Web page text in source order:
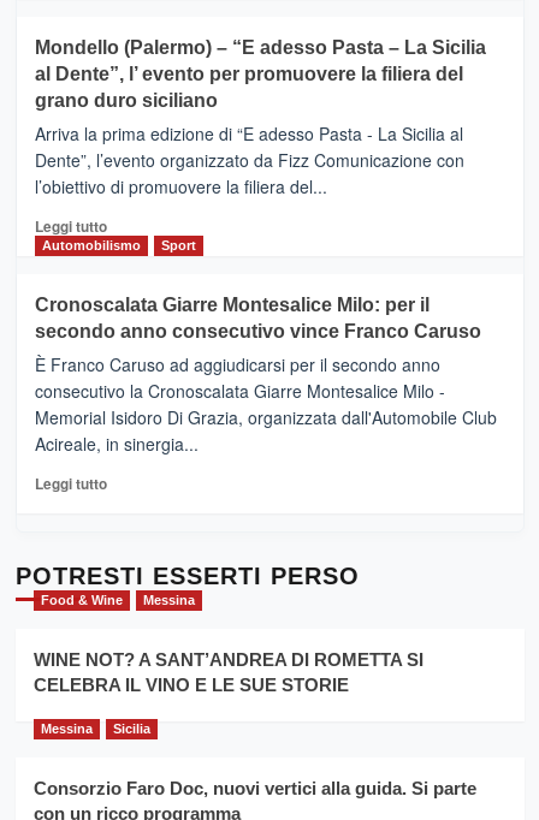
e
messaggi
di
CASTIGLIONE
DI
SICILIA
(Ct)
–
Il
Borgo
Gusto,
il
tra
sapori
vicoli
medievali
Mondello (Palermo) – “E adesso Pasta – La Sicilia
al Dente”, l’ evento per promuovere la filiera del
grano duro siciliano
Arriva la prima edizione di “E adesso Pasta - La Sicilia al
Dente”, l’evento organizzato da Fizz Comunicazione con
l’obiettivo di promuovere la filiera del...
Leggi tuttoLeggi
di
Mondello
(Palermo)
–
“E
adesso
Pasta
–
Sicilia
l’
evento
per
la
filiera
grano
Automobilismo Sport
Cronoscalata Giarre Montesalice Milo: per il
secondo anno consecutivo vince Franco Caruso
È Franco Caruso ad aggiudicarsi per il secondo anno
consecutivo la Cronoscalata Giarre Montesalice Milo -
Memorial Isidoro Di Grazia, organizzata dall'Automobile Club
Acireale, in sinergia...
Leggi tuttoLeggi
Cronoscalata
Giarre
Montesalice
per
il
anno
Franco
POTRESTI ESSERTI PERSO
Food & Wine Messina
WINE NOT? A SANT’ANDREA DI ROMETTA SI
CELEBRA IL VINO E LE SUE STORIE
Messina Sicilia
Consorzio Faro Doc, nuovi vertici alla guida. Si parte
con un ricco programma